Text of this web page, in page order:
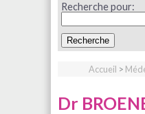
Recherche pour:
Accueil >
Dr